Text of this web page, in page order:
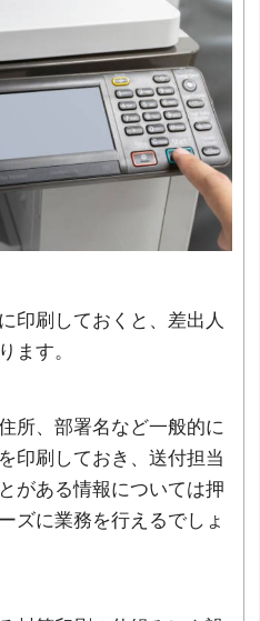
印刷しておくと、差出人
ます。
所、部署名など一般的に
印刷しておき、送付担当
がある情報については押
ズに業務を行えるでしょ